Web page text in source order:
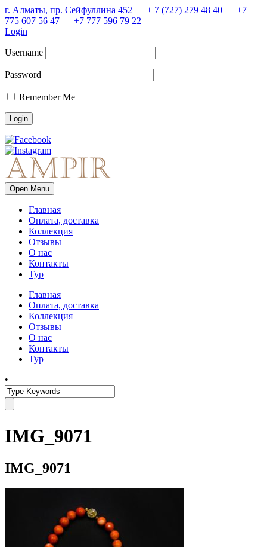
г. Алматы, пр. Сейфуллина 452 + 7 (727) 279 48 40
+7
775 607 56 47
+7 777 596 79 22
Login
Username
Password
Remember Me
Open Menu
Главная
Оплата, доставка
Коллекция
Отзывы
О нас
Контакты
Тур
Главная
Оплата, доставка
Коллекция
Отзывы
О нас
Контакты
Тур
•
IMG_9071
IMG_9071